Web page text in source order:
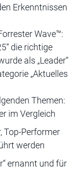
Erkenntnissen
Wave™:
die richtige
als „Leader“
„Aktuelles
Themen:
im Vergleich
Top-Performer
werden
ernannt und für